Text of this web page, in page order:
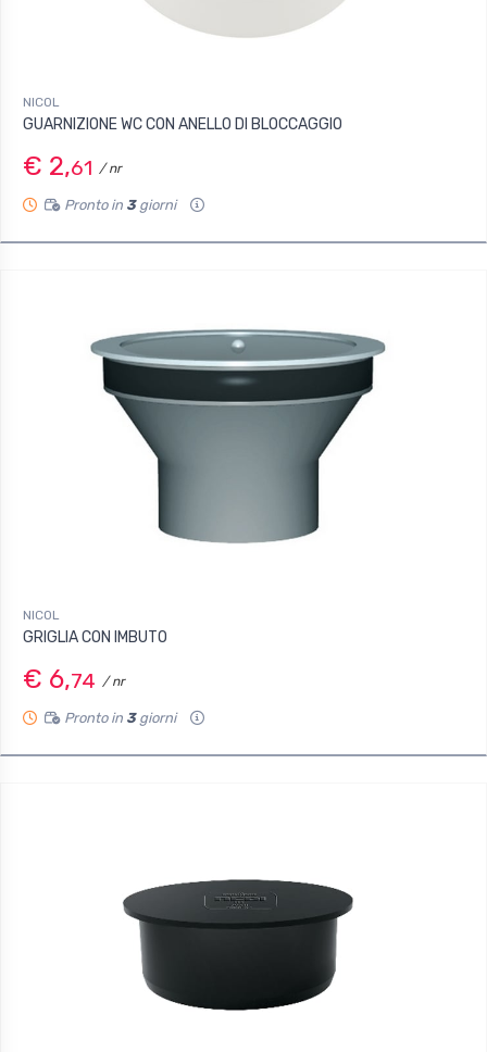
NICOL
GUARNIZIONE WC CON ANELLO DI BLOCCAGGIO
€ 2,61 / nr
Pronto in 3giorni
NICOL
GRIGLIA CON IMBUTO
€ 6,74 / nr
Pronto in 3giorni